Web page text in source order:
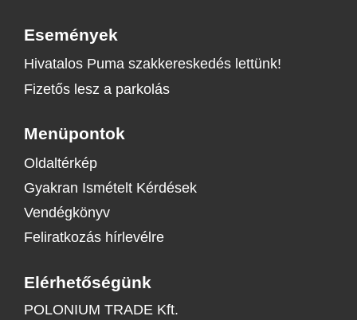
Események
Hivatalos Puma szakkereskedés lettünk!
Fizetős lesz a parkolás
Menüpontok
Oldaltérkép
Gyakran Ismételt Kérdések
Vendégkönyv
Feliratkozás hírlevélre
Elérhetőségünk
POLONIUM TRADE Kft.